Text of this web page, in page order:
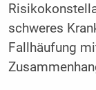
schweres
Fallhäufung